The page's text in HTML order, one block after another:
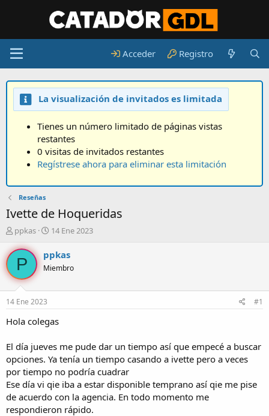
Acceder Registro
La visualización de invitados es limitada
Tienes un número limitado de páginas vistas
restantes
0 visitas de invitados restantes
Regístrese ahora para eliminar esta limitación
Reseñas
Ivette de Hoqueridas
A
t
d
e
l
e
a
ppkas
F
c
h
a
e
i
i
o
14 Ene 2023
P ppkas
Miembro
14 Ene 2023 #1
Hola colegas
El día jueves me pude dar un tiempo así que empecé a buscar
opciones. Ya tenía un tiempo casando a ivette pero a veces
por tiempo no podría cuadrar
Ese día vi qie iba a estar disponible temprano así qie me pise
de acuerdo con la agencia. En todo momento me
respondieron rápido.